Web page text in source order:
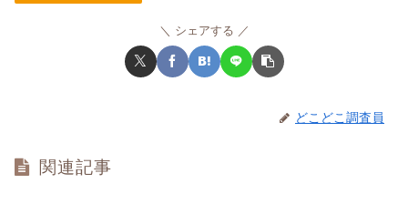
シェアする
どこどこ調査員
関連記事